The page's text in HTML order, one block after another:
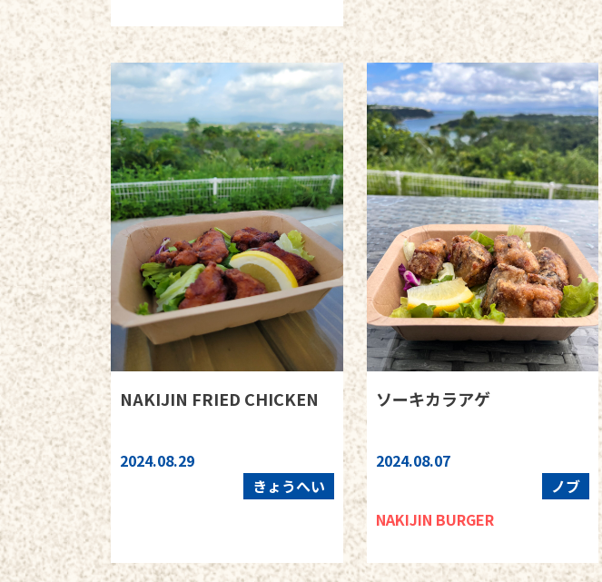
NAKIJIN FRIED CHICKEN
2024.08.29
きょうへい
ソーキカラアゲ
2024.08.07
ノブ
NAKIJIN BURGER